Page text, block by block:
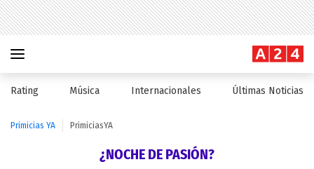
Rating Música Internacionales Últimas Noticias
Primicias YA PrimiciasYA
¿NOCHE DE PASIÓN?